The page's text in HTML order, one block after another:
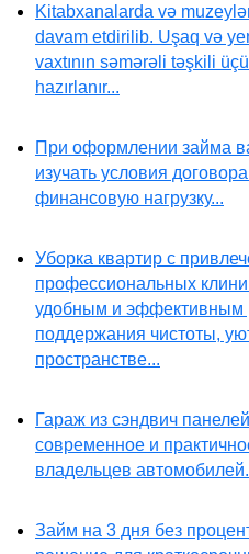
Kitabxanalarda və
davam etdirilib. Uşaq və
vaxtının səmərəli təşkili
hazırlanır...
При оформлении займа
изучать условия
финансовую нагрузку...
Уборка квартир с
профессиональных
удобным и эффективным
поддержания чистоты,
пространстве...
Гараж из сэндвич
современное и
владельцев
Займ на 3 дня без